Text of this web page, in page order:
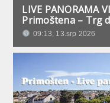
LIVE PANORAMA
Primoštena – Trg
09:13, 13.srp 2026